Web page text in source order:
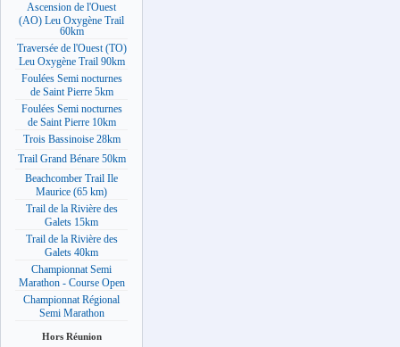
Ascension de l'Ouest
(AO) Leu Oxygène Trail
60km
Traversée de l'Ouest (TO)
Leu Oxygène Trail 90km
Foulées Semi nocturnes
de Saint Pierre 5km
Foulées Semi nocturnes
de Saint Pierre 10km
Trois Bassinoise 28km
Trail Grand Bénare 50km
Beachcomber Trail Ile
Maurice (65 km)
Trail de la Rivière des
Galets 15km
Trail de la Rivière des
Galets 40km
Championnat Semi
Marathon - Course Open
Championnat Régional
Semi Marathon
Hors Réunion